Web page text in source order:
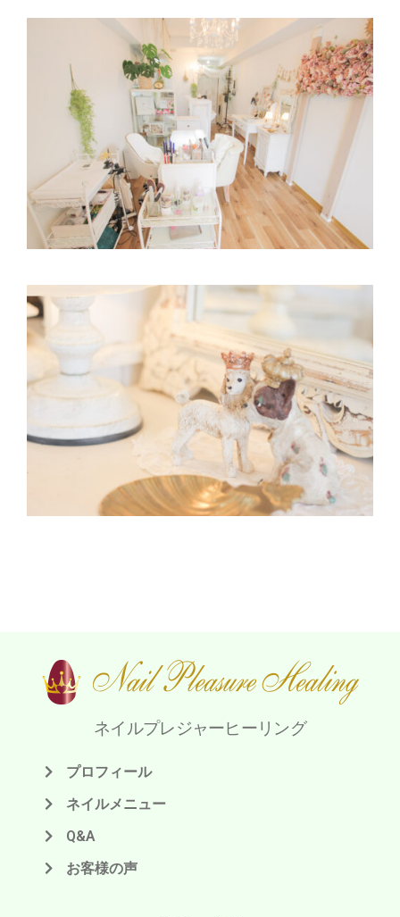
ネイルプレジャーヒーリング
プロフィール
ネイルメニュー
Q&A
お客様の声